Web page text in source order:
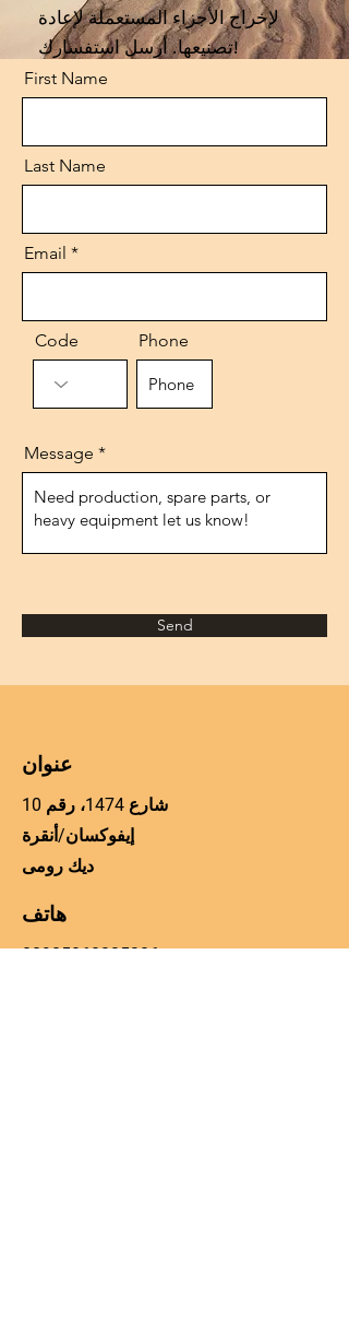
لإخراج الأجزاء المستعملة لإعادة
تصنيعها. أرسل استفسارك!
First Name
Last Name
Email
Code Phone
Message
Send
عنوان
شارع 1474، رقم 10
إيفوكسان/أنقرة
ديك رومى
هاتف
00905060225306